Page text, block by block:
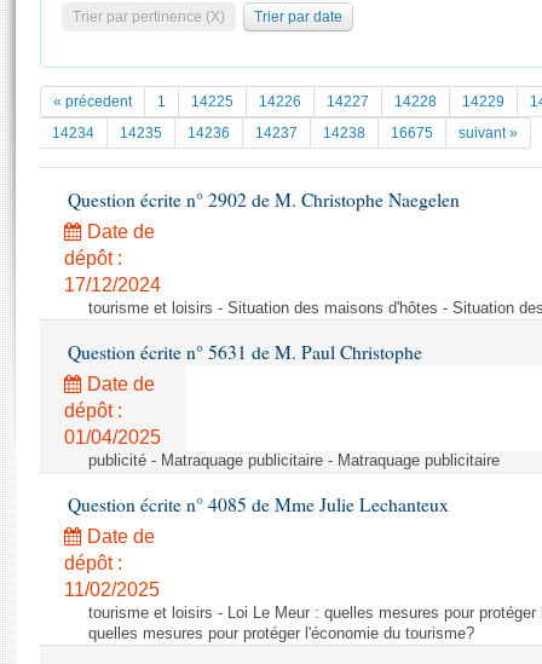
Pétitions
Documents parlementaires
Projets de loi
Propositions de loi
Amendements
Textes adoptés
Rapports d'enquête
Rapports législatifs
Rapports sur l'application des lois
Baromètre de l’application des lois
Dossiers législatifs
Budget et sécurité sociale
Questions écrites et orales
Comptes rendus des débats
Statistiques et chiffres clés
Documents de référence
( Constitution | Règlement de l'Assemblée ... )
Histoire
Juniors
Anciennes législatures
Liens vers les sites publics
La Bibliothèque
Les archives
Photos libres de droit
Trier par pertinence (X) Trier par date
« précedent 1 14225 14226 14227 14228 14229
14234
14235 14236 14237 14238 16675 suivant »
Question écrite n° 2902 de M. Christophe Naegelen
Date de
dépôt :
17/12/2024
tourisme et loisirs - Situation des maisons d'hôtes - Situation
Question écrite n° 5631 de M. Paul Christophe
Date de
dépôt :
01/04/2025
publicité - Matraquage publicitaire - Matraquage publicitaire
Question écrite n° 4085 de Mme Julie Lechanteux
Date de
dépôt :
11/02/2025
tourisme et loisirs - Loi Le Meur : quelles mesures pour
quelles mesures pour protéger l'économie du tourisme?